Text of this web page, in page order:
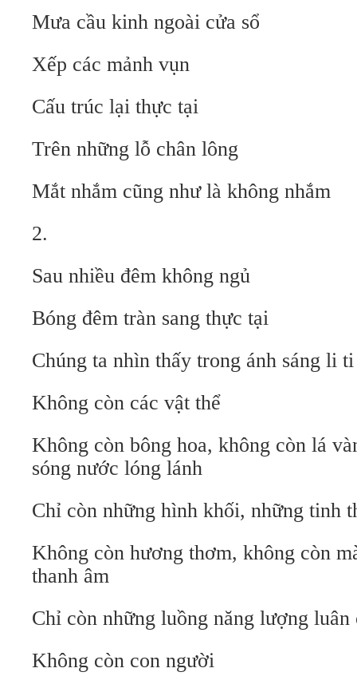
Mưa cầu kinh ngoài cửa sổ
Xếp các mảnh vụn
Cấu trúc lại thực tại
Trên những lỗ chân lông
Mắt nhắm cũng như là không nhắm
2.
Sau nhiều đêm không ngủ
Bóng đêm tràn sang thực tại
Chúng ta nhìn thấy trong ánh sáng li
Không còn các vật thể
Không còn bông hoa, không còn lá
sóng nước lóng lánh
Chỉ còn những hình khối, những tinh
Không còn hương thơm, không còn
thanh âm
Chỉ còn những luồng năng lượng luân
Không còn con người